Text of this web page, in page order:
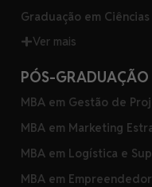
Graduação em
Ver mais
PÓS-GRADUAÇÃO
MBA em Gestão de
MBA em Marketing
MBA em Logística e
MBA em